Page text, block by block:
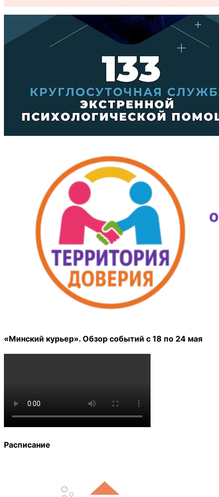
«Минский курьер». Обзор событий с 18 по 24 мая
Расписание